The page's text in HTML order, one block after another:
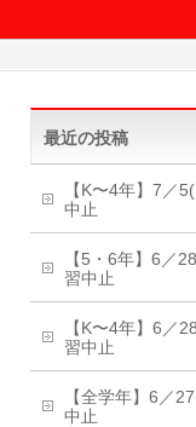
最近の投稿
【K〜4年】7／
中止
【5・6年】6／
習中止
【K〜4年】6／
習中止
【全学年】6／
中止